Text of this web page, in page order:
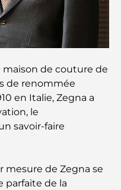
de Dubaï : Ma
immobilier à Dubaï : le
: une nouvelle
à Dubaï
de couture de
de renommée
en Italie, Zegna a
le
savoir-faire
mesure de Zegna se
parfaite de la